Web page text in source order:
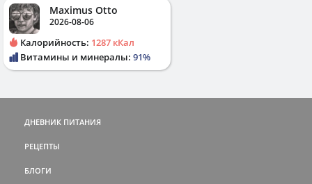
Maximus Otto
2026-08-06
Калорийность: 1287 кКал
Витамины и минералы: 91%
ДНЕВНИК ПИТАНИЯ
РЕЦЕПТЫ
БЛОГИ